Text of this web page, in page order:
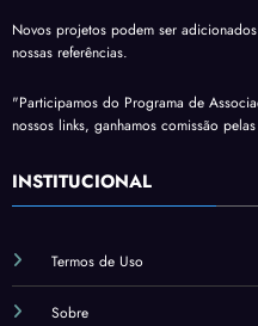
Novos projetos podem ser
nossas referências.
"Participamos do Programa de
nossos links, ganhamos comissão
INSTITUCIONAL
Termos de Uso
Sobre